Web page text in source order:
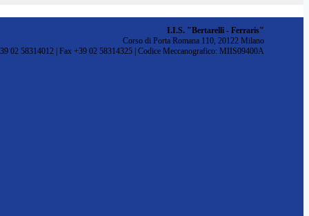
I.I.S. "Bertarelli - Ferraris"
Corso di Porta Romana 110, 20122 Milano
02 58314012 | Fax +39 02 58314325 | Codice Meccanografico: MIIS09400A